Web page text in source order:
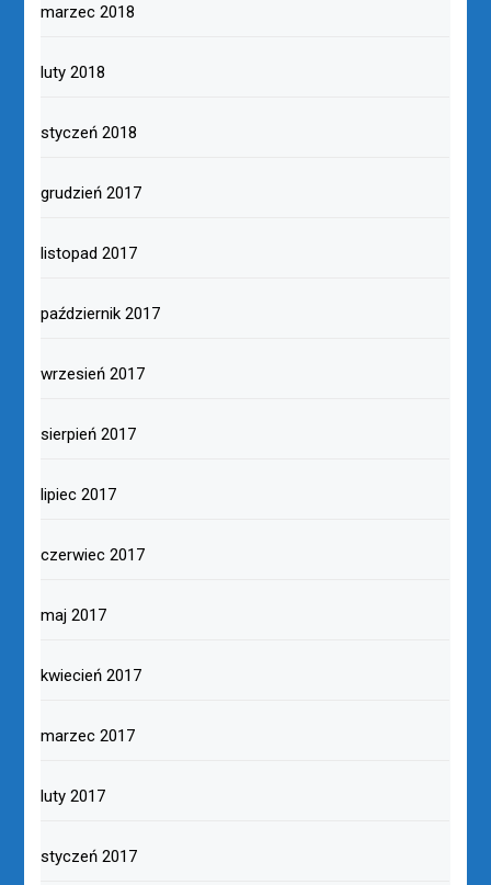
marzec 2018
luty 2018
styczeń 2018
grudzień 2017
listopad 2017
październik 2017
wrzesień 2017
sierpień 2017
lipiec 2017
czerwiec 2017
maj 2017
kwiecień 2017
marzec 2017
luty 2017
styczeń 2017